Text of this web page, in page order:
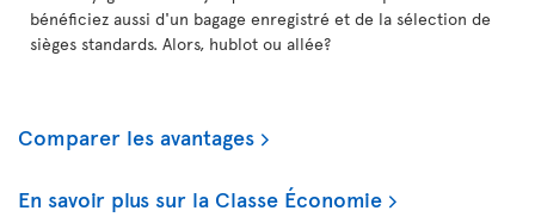
bénéficiez aussi d'un bagage enregistré et de la sélection de
sièges standards. Alors, hublot ou allée?
Comparer les avantages
En savoir plus sur la Classe Économie